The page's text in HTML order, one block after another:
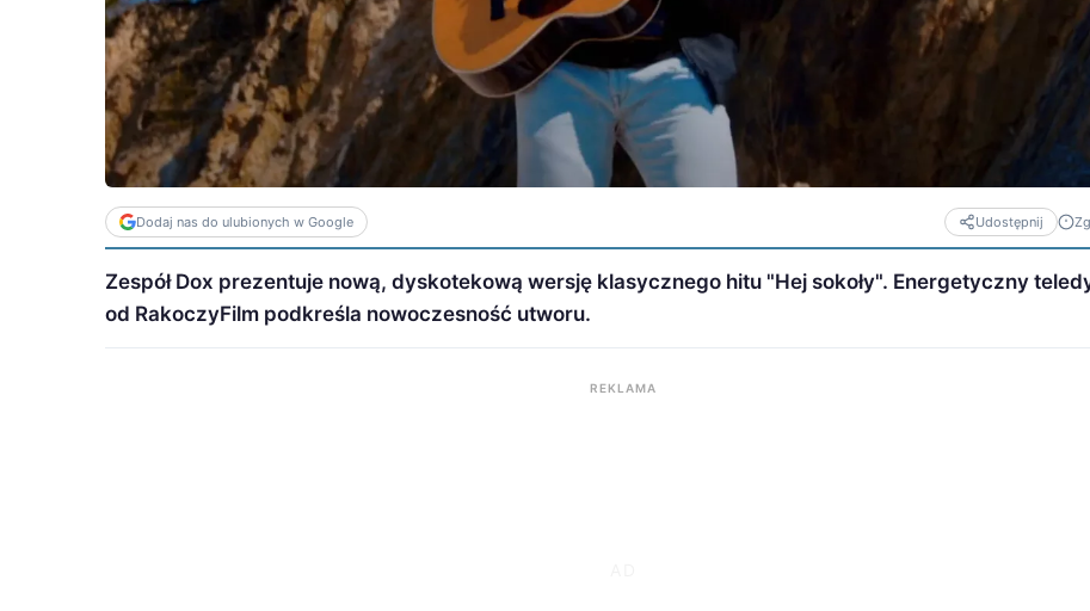
Dodaj nas do ulubionych w Google Udostępnij
Zespół Dox prezentuje nową, dyskotekową wersję klasycznego hitu "Hej sokoły". Energetyczny
od RakoczyFilm podkreśla nowoczesność utworu.
REKLAMA